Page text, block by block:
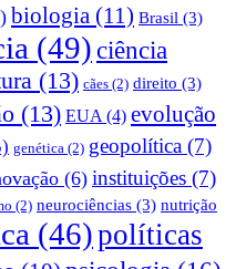
biologia (11) Brasil (3)
(49) ciência
(13) cães (2) direito (3)
(13) EUA (4) evolução
genética (2) geopolítica (7)
(6) instituições (7)
(2) neurociências (3) nutrição
(46)políticas